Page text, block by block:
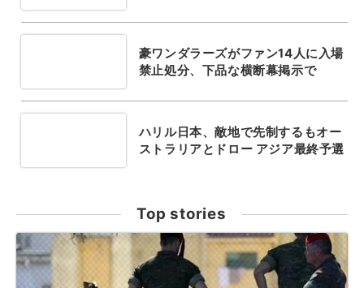
豪ワンダラーズがファン14人に入場
禁止処分、下品な横断幕掲示で
ハリル日本、敵地で先制するもオー
ストラリアとドロー アジア最終予選
Top stories